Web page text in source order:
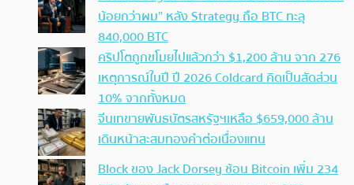
น้อยกว่าผม” หลัง Strategy ถือ BTC ทะลุ
840,000 BTC
คริปโตถูกขโมยไปแล้วกว่า $1,200 ล้าน จาก 276
เหตุการณ์ในปี ปี 2026 Coldcard คิดเป็นสัดส่วน
10% จากทั้งหมด
จีนเทขายพันธบัตรสหรัฐฯเหลือ $659,000 ล้าน
เดินหน้าสะสมทองคำต่อเนื่องแทน
Block ของ Jack Dorsey ช้อน Bitcoin เพิ่ม 234